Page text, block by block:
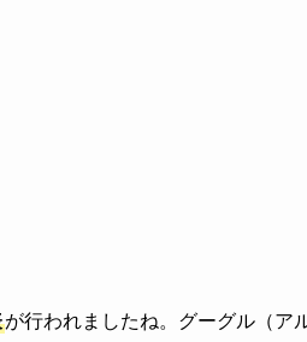
が行われましたね。グーグル（ア